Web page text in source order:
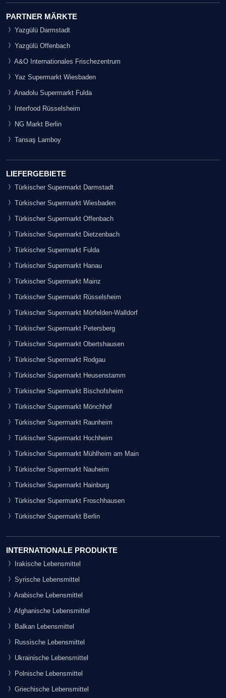
PARTNER MÄRKTE
Yazgülü Darmstadt
Yazgülü Offenbach
A&O Internationales Frischezentrum
Yaz Supermarkt Wiesbaden
Anadolu Supermarkt Fulda
Interfood Rüsselsheim
NG Markt Berlin
Tansaş Lamboy
LIEFERGEBIETE
Türkischer Supermarkt Darmstadt
Türkischer Supermarkt Wiesbaden
Türkischer Supermarkt Offenbach
Türkischer Supermarkt Dietzenbach
Türkischer Supermarkt Fulda
Türkischer Supermarkt Hanau
Türkischer Supermarkt Mainz
Türkischer Supermarkt Rüsselsheim
Türkischer Supermarkt Mörfelden-Walldorf
Türkischer Supermarkt Petersberg
Türkischer Supermarkt Obertshausen
Türkischer Supermarkt Rodgau
Türkischer Supermarkt Heusenstamm
Türkischer Supermarkt Bischofsheim
Türkischer Supermarkt Mönchhof
Türkischer Supermarkt Raunheim
Türkischer Supermarkt Hochheim
Türkischer Supermarkt Mühlheim am Main
Türkischer Supermarkt Nauheim
Türkischer Supermarkt Hainburg
Türkischer Supermarkt Froschhausen
Türkischer Supermarkt Berlin
INTERNATIONALE PRODUKTE
Irakische Lebensmittel
Syrische Lebensmittel
Arabische Lebensmittel
Afghanische Lebensmittel
Balkan Lebensmittel
Russische Lebensmittel
Ukrainische Lebensmittel
Polnische Lebensmittel
Griechische Lebensmittel